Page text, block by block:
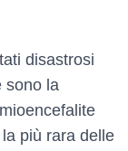
disastrosi
sono la
più rara delle